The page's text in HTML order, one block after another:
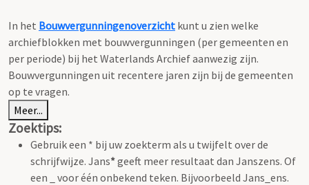
In het Bouwvergunningenoverzicht kunt u zien welke
archiefblokken met bouwvergunningen (per gemeenten en
per periode) bij het Waterlands Archief aanwezig zijn.
Bouwvergunningen uit recentere jaren zijn bij de gemeenten
op te vragen.
Meer...
Zoektips:
Gebruik een * bij uw zoekterm als u twijfelt over de
schrijfwijze. Jans*geeft meer resultaat dan Janszens. Of
een _ voor één onbekend teken. Bijvoorbeeld Jans_ens.